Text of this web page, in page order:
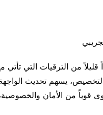
يسهم تحديث
قوياً من الأمان